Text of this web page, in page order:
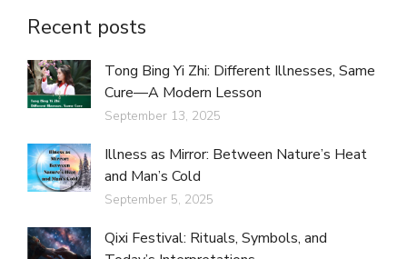
Recent posts
Tong Bing Yi Zhi: Different Illnesses, Same
Cure—A Modern Lesson
September 13, 2025
Illness as Mirror: Between Nature’s Heat
and Man’s Cold
September 5, 2025
Qixi Festival: Rituals, Symbols, and